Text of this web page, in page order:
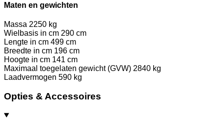
Maten en gewichten
Massa 2250 kg
Wielbasis in cm 290 cm
Lengte in cm 499 cm
Breedte in cm 196 cm
Hoogte in cm 141 cm
Maximaal toegelaten gewicht (GVW) 2840 kg
Laadvermogen 590 kg
Opties & Accessoires